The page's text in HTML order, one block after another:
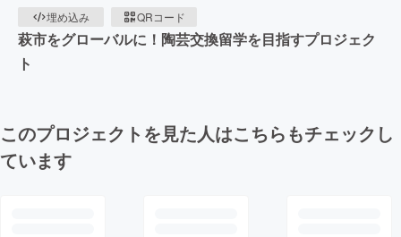
埋め込み
QRコード
萩市をグローバルに！陶芸交換留学を目指すプロジェク
ト
このプロジェクトを見た人はこちらもチェックし
ています